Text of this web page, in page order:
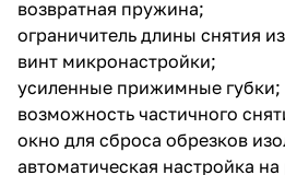
возвратная пружина;
ограничитель длины снятия
винт микронастройки;
усиленные прижимные губки;
возможность частичного
окно для сброса обрезков
автоматическая настройка